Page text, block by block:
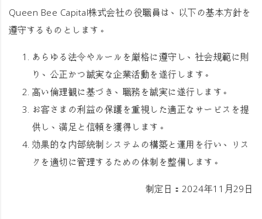
Queen Bee Capital株式会社の役職員は、以下の基本方針を
遵守するものとします。
あらゆる法令やルールを厳格に遵守し、社会規範に則
り、公正かつ誠実な企業活動を遂行します。
高い倫理観に基づき、職務を誠実に遂行します。
お客さまの利益の保護を重視した適正なサービスを提
供し、満足と信頼を獲得します。
効果的な内部統制システムの構築と運用を行い、リス
クを適切に管理するための体制を整備します。
制定日：2024年11月29日